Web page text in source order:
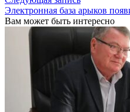
Электронная база арыков
Вам может быть интересно